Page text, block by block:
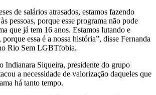
de salários atrasados, estamos fazendo
pessoas, porque esse programa não pode
que já tem 16 anos. Estamos lutando e
essa é a nossa história”, disse Fernanda
Rio Sem LGBTfobia.
Indianara Siqueira, presidente do grupo
a necessidade de valorização daqueles que
há tanto tempo.